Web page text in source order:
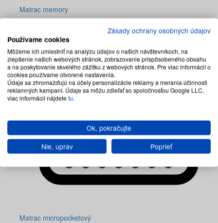
Matrac memory
Matrac micropocketový
Zásady ochrany osobných údajov
Používame cookies
Môžeme ich umiestniť na analýzu údajov o našich návštevníkoch, na
zlepšenie našich webových stránok, zobrazovanie prispôsobeného obsahu
a na poskytovanie skvelého zážitku z webových stránok. Pre viac informácií o
cookies používame otvorené nastavenia.
Údaje sa zhromažďujú na účely personalizácie reklamy a merania účinnosti
reklamných kampaní. Údaje sa môžu zdieľať so spoločnosťou Google LLC,
viac informácií nájdetetu.
Ok, pokračujte
Nie, uprav
Poprieť